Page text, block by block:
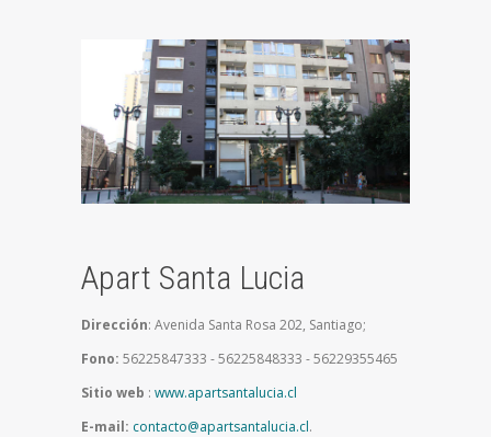
Apart Santa Lucia
Dirección: Avenida Santa Rosa 202, Santiago;
Fono: 56225847333 - 56225848333 - 56229355465
Sitio web : www.apartsantalucia.cl
E-mail: contacto@apartsantalucia.cl.